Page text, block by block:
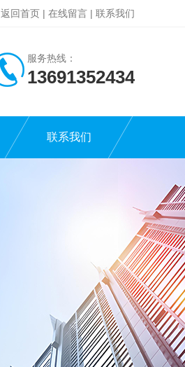
返回首页 | 在线留言 | 联系我们
服务热线：
13691352434
联系我们